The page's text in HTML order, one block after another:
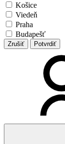
Košice
Viedeň
Praha
Budapešť
Zrušiť Potvrdiť